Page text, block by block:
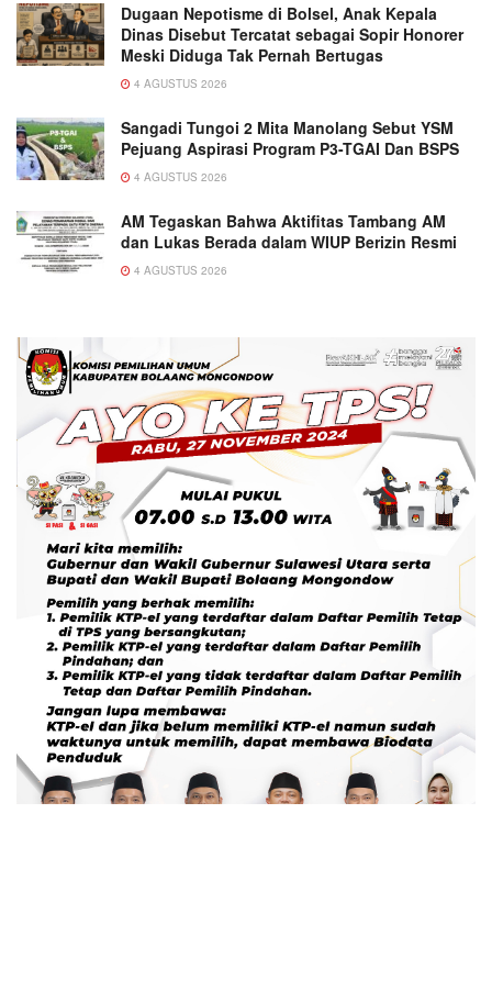
Dugaan Nepotisme di Bolsel, Anak Kepala
Dinas Disebut Tercatat sebagai Sopir Honorer
Meski Diduga Tak Pernah Bertugas
4 AGUSTUS 2026
Sangadi Tungoi 2 Mita Manolang Sebut YSM
Pejuang Aspirasi Program P3-TGAI Dan BSPS
4 AGUSTUS 2026
AM Tegaskan Bahwa Aktifitas Tambang AM
dan Lukas Berada dalam WIUP Berizin Resmi
4 AGUSTUS 2026